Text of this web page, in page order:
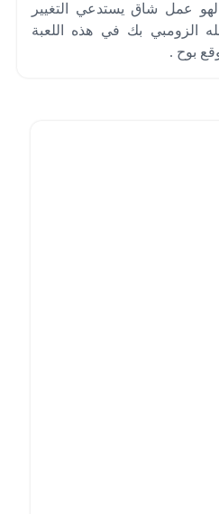
عمل شاق يستدعي التغيير
الزومبي بك في هذه اللعبة
بوح .